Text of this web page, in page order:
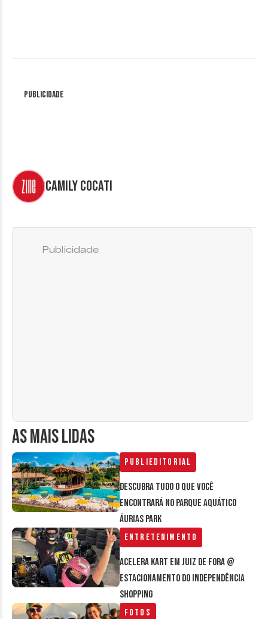
Publicidade
Camily Cocati
AS MAIS LIDAS
Publieditorial
Descubra tudo o que você
encontrará no parque aquático
Áurias Park
Entretenimento
Acelera Kart em Juiz de Fora @
estacionamento do Independência
Shopping
Fotos
Publicidade